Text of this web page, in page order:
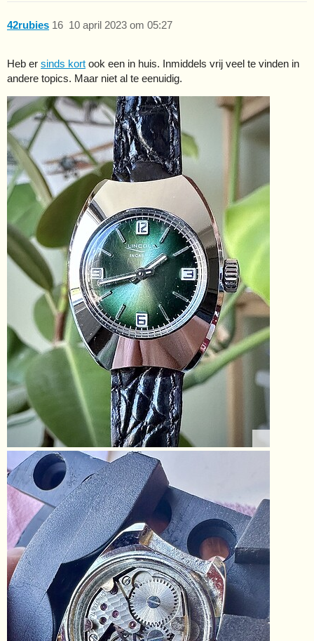
42rubies 10 april 2023 om 05:27
16
Heb er sinds kort ook een in huis. Inmiddels vrij veel te vinden in
andere topics. Maar niet al te eenuidig.